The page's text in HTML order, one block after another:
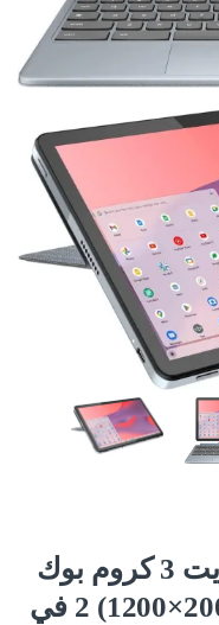
لينوفو – تابلت ايديا باد دويت 3 كروم بوك
بشاشة لمس 11 انش (2000×1200) 2 في